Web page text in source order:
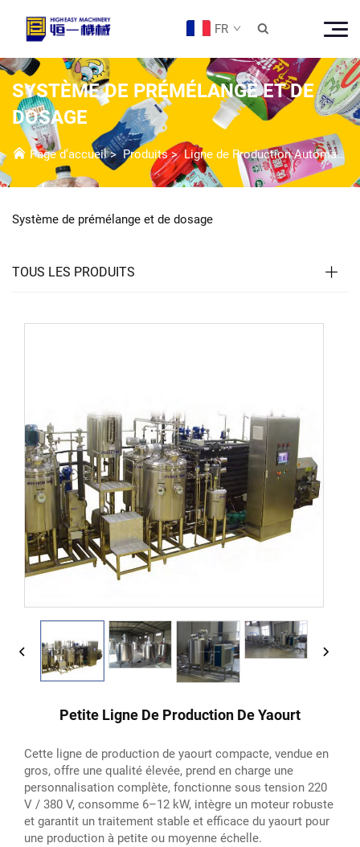
FR 
SYSTÈME DE PRÉMÉLANGE ET DE
DOSAGE
Page d’accueil>Produits>Ligne de Production Automatique
Système de prémélange et de dosage
TOUS LES PRODUITS
Petite Ligne De Production De Yaourt
Cette ligne de production de yaourt compacte, vendue en
gros, offre une qualité élevée, prend en charge une
personnalisation complète, fonctionne sous tension 220
V / 380 V, consomme 6–12 kW, intègre un moteur robuste
et garantit un traitement stable et efficace du yaourt pour
une production à petite ou moyenne échelle.